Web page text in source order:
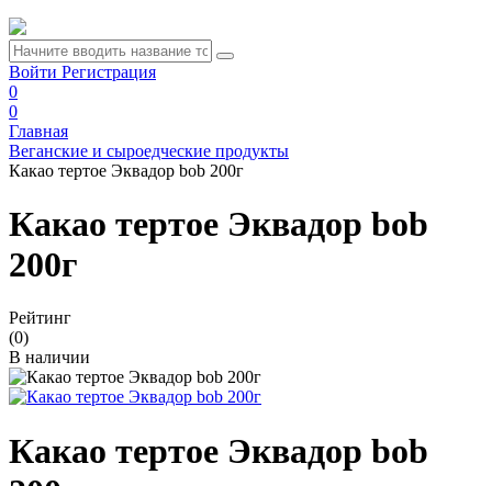
Войти Регистрация
0
0
Главная
Веганские и сыроедческие продукты
Какао тертое Эквадор bob 200г
Какао тертое Эквадор bob
200г
Рейтинг
(0)
В наличии
Какао тертое Эквадор bob